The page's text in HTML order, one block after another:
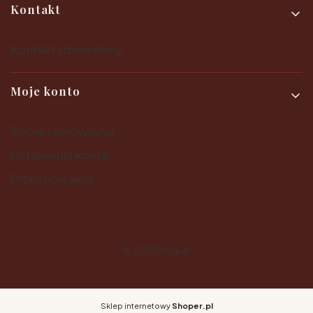
Kontakt
Moje konto
Sklep internetowy Shoper.pl